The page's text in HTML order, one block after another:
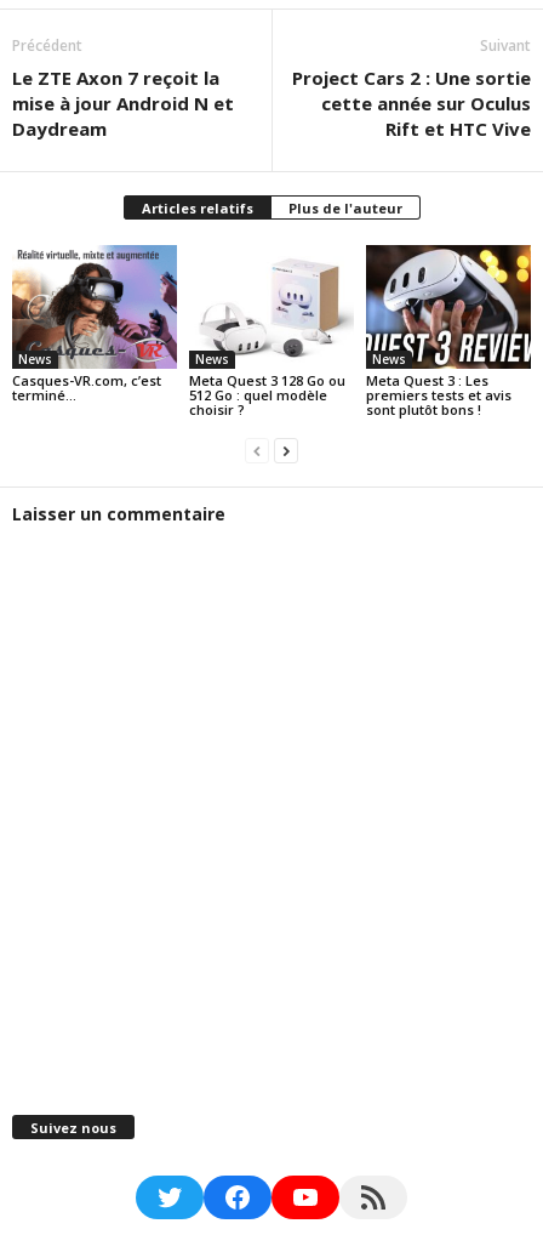
Précédent
Le ZTE Axon 7 reçoit la
mise à jour Android N et
Daydream
Suivant
Project Cars 2 : Une sortie
cette année sur Oculus
Rift et HTC Vive
Articles relatifs Plus de l'auteur
News
Casques-VR.com, c’est
terminé…
News
Meta Quest 3 128 Go ou
512 Go : quel modèle
choisir ?
News
Meta Quest 3 : Les
premiers tests et avis
sont plutôt bons !
Laisser un commentaire
Suivez nous
TwitterFacebookYouTubeRSS Feed